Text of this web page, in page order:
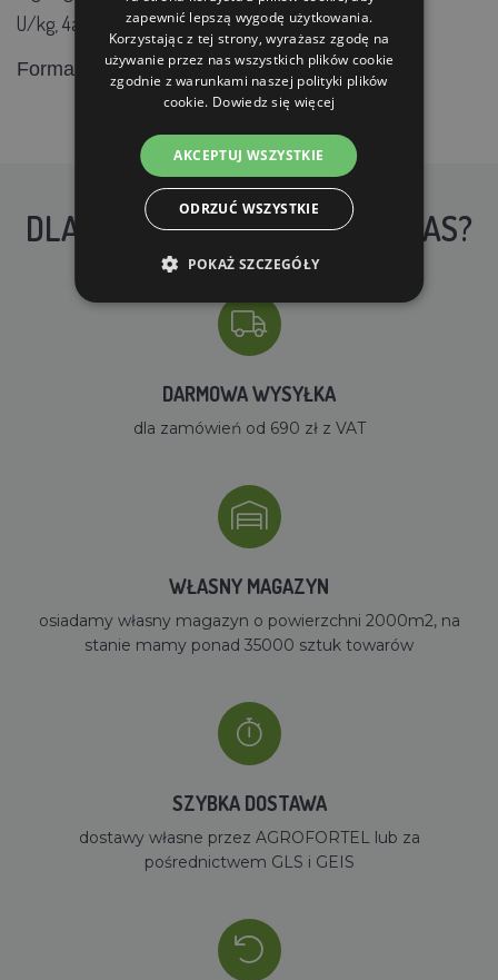
U/kg, 4a19 6-fitaza EC 3.1.3.26 500,00 FTU/kg.
Forma: zgnieciona
DLACZEGO WARTO KUPIĆ U NAS?
DARMOWA WYSYŁKA
dla zamówień od 690 zł z VAT
WŁASNY MAGAZYN
osiadamy własny magazyn o powierzchni 2000m2, na
stanie mamy ponad 35000 sztuk towarów
SZYBKA DOSTAWA
dostawy własne przez AGROFORTEL lub za
pośrednictwem GLS i GEIS
zapewnić lepszą wygodę użytkowania.
Korzystając z tej strony, wyrażasz zgodę na
używanie przez nas wszystkich plików cookie
zgodnie z warunkami naszej polityki plików
cookie. Dowiedz się więcej
AKCEPTUJ WSZYSTKIE
ODRZUĆ WSZYSTKIE
POKAŻ SZCZEGÓŁY